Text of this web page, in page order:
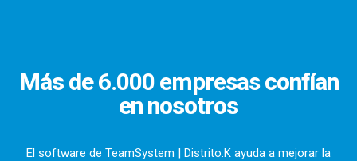
Más de6.000 empresasconfían
en nosotros
El software de TeamSystem | Distrito.K ayuda a mejorar la